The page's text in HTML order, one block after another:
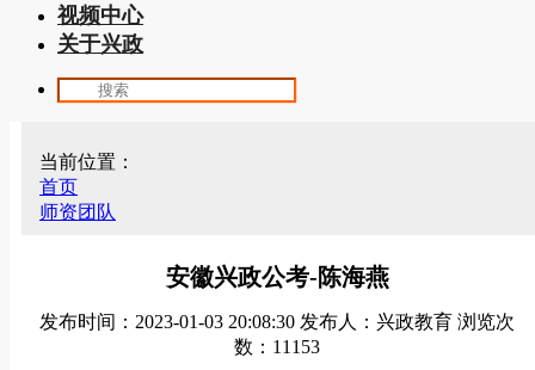
视频中心
关于兴政
当前位置：
首页
师资团队
安徽兴政公考-陈海燕
发布时间：2023-01-03 20:08:30 发布人：兴政教育 浏览次
数：11153